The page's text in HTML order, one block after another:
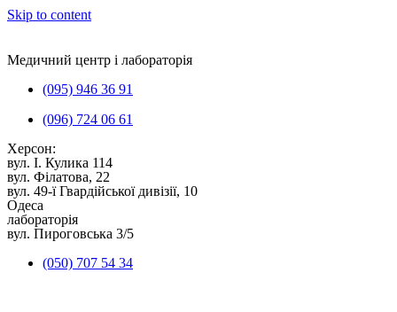
Skip to content
Медичний центр і лабораторія
(095) 946 36 91
(096) 724 06 61
Херсон:
вул. I. Кулика 114
вул. Філатова, 22
вул. 49-ї Гвардійської дивізії, 10
Одеса
лабораторія
вул. Пироговська 3/5
(050) 707 54 34